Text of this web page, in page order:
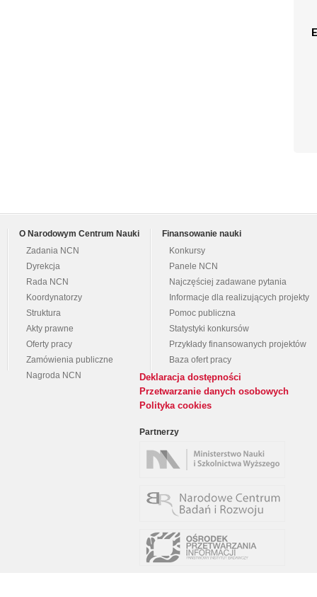
O Narodowym Centrum Nauki
Zadania NCN
Dyrekcja
Rada NCN
Koordynatorzy
Struktura
Akty prawne
Oferty pracy
Zamówienia publiczne
Nagroda NCN
Finansowanie nauki
Konkursy
Panele NCN
Najczęściej zadawane pytania
Informacje dla realizujących projekty
Pomoc publiczna
Statystyki konkursów
Przykłady finansowanych projektów
Baza ofert pracy
Deklaracja dostępności
Przetwarzanie danych osobowych
Polityka cookies
Partnerzy